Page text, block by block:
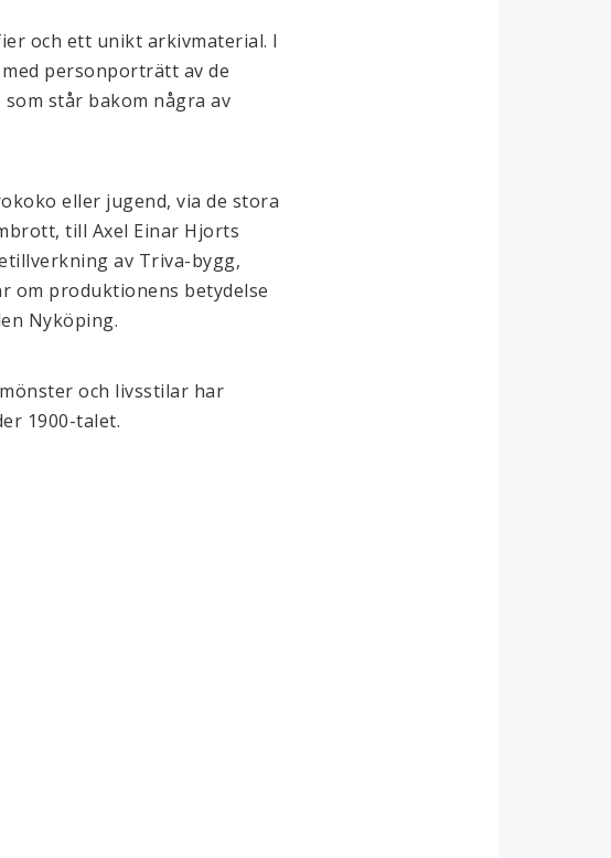
och ett unikt arkivmaterial. I
personporträtt av de
står bakom några av
eller jugend, via de stora
till Axel Einar Hjorts
av Triva-bygg,
om produktionens betydelse
Nyköping.
och livsstilar har
1900-talet.